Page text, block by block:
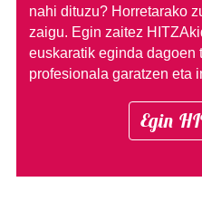
nahi dituzu? Horretarako
zaigu. Egin zaitez
euskaratik eginda dagoen
profesionala garatzen eta
Egin